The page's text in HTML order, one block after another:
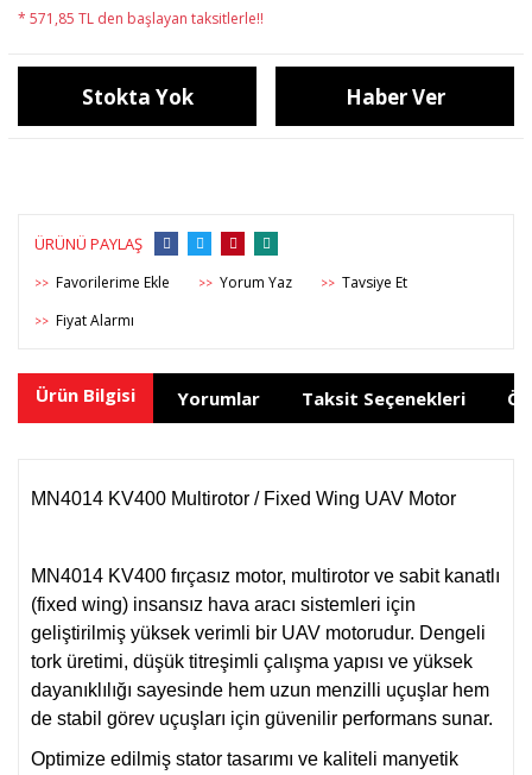
* 571,85 TL den başlayan taksitlerle!!
Stokta Yok Haber Ver
ÜRÜNÜ PAYLAŞ
>> >> Yorum Yaz >> Tavsiye Et
>> Fiyat Alarmı
Ürün Bilgisi Yorumlar Taksit Seçenekleri
MN4014 KV400 Multirotor / Fixed Wing UAV Motor
MN4014 KV400 fırçasız motor, multirotor ve sabit kanatlı
(fixed wing) insansız hava aracı sistemleri için
geliştirilmiş yüksek verimli bir UAV motorudur. Dengeli
tork üretimi, düşük titreşimli çalışma yapısı ve yüksek
dayanıklılığı sayesinde hem uzun menzilli uçuşlar hem
de stabil görev uçuşları için güvenilir performans sunar.
Optimize edilmiş stator tasarımı ve kaliteli manyetik